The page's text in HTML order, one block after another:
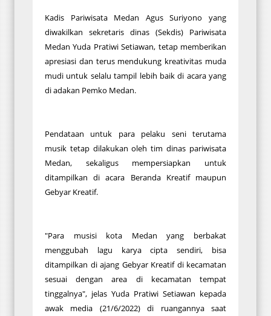
Kadis Pariwisata Medan Agus Suriyono yang
diwakilkan sekretaris dinas (Sekdis) Pariwisata
Medan Yuda Pratiwi Setiawan, tetap memberikan
apresiasi dan terus mendukung kreativitas muda
mudi untuk selalu tampil lebih baik di acara yang
di adakan Pemko Medan.
Pendataan untuk para pelaku seni terutama
musik tetap dilakukan oleh tim dinas pariwisata
Medan, sekaligus mempersiapkan untuk
ditampilkan di acara Beranda Kreatif maupun
Gebyar Kreatif.
"Para musisi kota Medan yang berbakat
menggubah lagu karya cipta sendiri, bisa
ditampilkan di ajang Gebyar Kreatif di kecamatan
sesuai dengan area di kecamatan tempat
tinggalnya", jelas Yuda Pratiwi Setiawan kepada
awak media (21/6/2022) di ruangannya saat